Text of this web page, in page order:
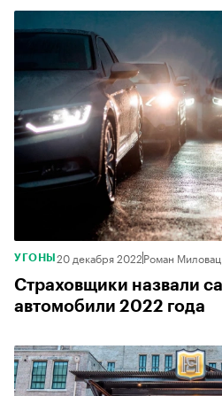
УГОНЫ 20 декабря 2022Роман
Страховщики назвали
автомобили 2022 года